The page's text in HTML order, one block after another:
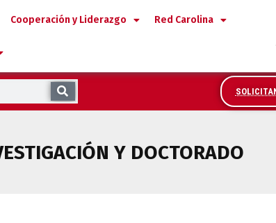
Cooperación y Liderazgo Red Carolina
Y DOCTORADO